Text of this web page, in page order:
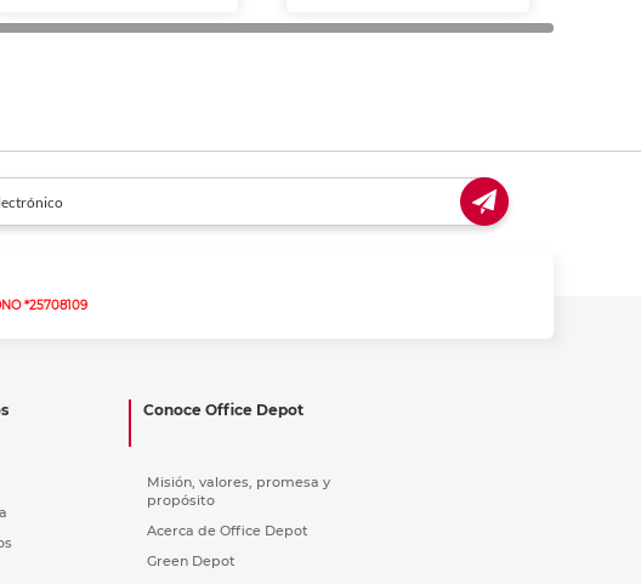
*25708109
Conoce Office Depot
Misión, valores, promesa y
propósito
Acerca de Office Depot
Green Depot